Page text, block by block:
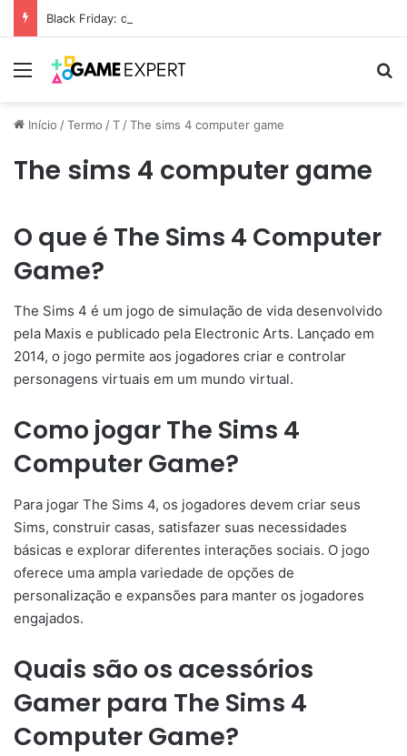
Black Friday: descontos incríveis em eletrônicos
Menu
Início /Termo /T /The sims 4 computer game
The sims 4 computer game
O que é The Sims 4 Computer
Game?
The Sims 4 é um jogo de simulação de vida desenvolvido
pela Maxis e publicado pela Electronic Arts. Lançado em
2014, o jogo permite aos jogadores criar e controlar
personagens virtuais em um mundo virtual.
Como jogar The Sims 4
Computer Game?
Para jogar The Sims 4, os jogadores devem criar seus
Sims, construir casas, satisfazer suas necessidades
básicas e explorar diferentes interações sociais. O jogo
oferece uma ampla variedade de opções de
personalização e expansões para manter os jogadores
engajados.
Quais são os acessórios
Gamer para The Sims 4
Computer Game?